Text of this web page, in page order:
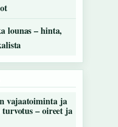
lounas – hinta,
vajaatoiminta ja
– oireet ja